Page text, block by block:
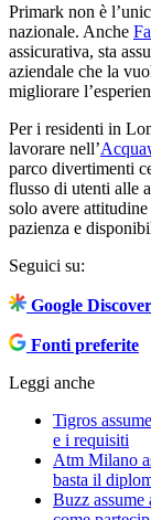
Primark non è
nazionale. Anche
assicurativa, sta
aziendale che la
migliorare
Per i residenti in
lavorare nell’
parco divertimenti
flusso di utenti alle
solo avere
pazienza e
Seguici su:
Google Discover
Fonti preferite
Leggi anche
Tigros
e i requisiti
Atm Milano
basta il
Buzz